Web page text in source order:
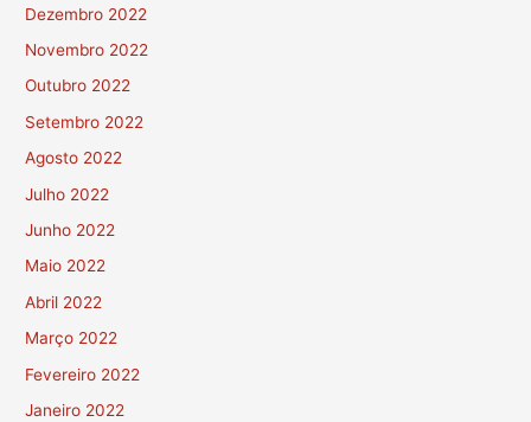
Dezembro 2022
Novembro 2022
Outubro 2022
Setembro 2022
Agosto 2022
Julho 2022
Junho 2022
Maio 2022
Abril 2022
Março 2022
Fevereiro 2022
Janeiro 2022